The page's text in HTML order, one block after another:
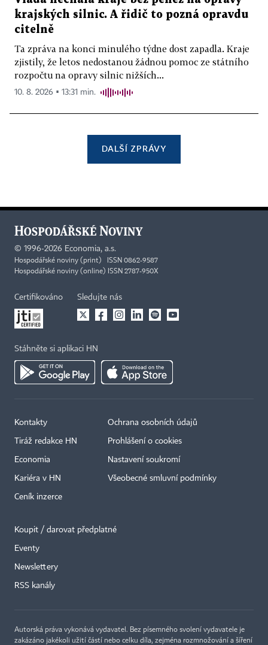
krajských silnic. A řidič to pozná opravdu
citelně
Ta zpráva na konci minulého týdne dost zapadla. Kraje
zjistily, že letos nedostanou žádnou pomoc ze státního
rozpočtu na opravy silnic nižších...
10. 8. 2026 ▪ 13:31 min.
DALŠÍ ZPRÁVY
© 1996-2026 Economia, a.s.
Hospodářské noviny (print) ISSN 0862-9587
Hospodářské noviny (online) ISSN 2787-950X
Certifikováno Sledujte nás
Stáhněte si aplikaci HN
Kontakty
Tiráž redakce HN
Economia
Kariéra v HN
Ceník inzerce
Ochrana osobních údajů
Prohlášení o cookies
Nastavení soukromí
Všeobecné smluvní podmínky
Koupit / darovat předplatné
Eventy
Newslettery
RSS kanály
Autorská práva vykonává vydavatel. Bez písemného svolení vydavatele je
zakázáno jakékoli užití částí nebo celku díla, zejména rozmnožování a šíření